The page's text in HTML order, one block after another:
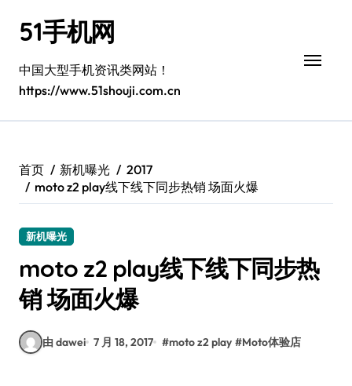
51手机网
中国大型手机资讯类网站！
https://www.51shouji.com.cn
首页 新机曝光
2017
moto z2 play线下线下同步热销 场面火爆
新机曝光
moto z2 play线下线下同步热
销 场面火爆
由 dawei 7 月 18, 2017 #moto z2 play #Moto体验店